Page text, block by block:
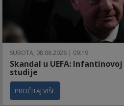
SUBOTA, 08.08.2026 | 09:19
Skandal u UEFA:
studije
PROČITAJ VIŠE